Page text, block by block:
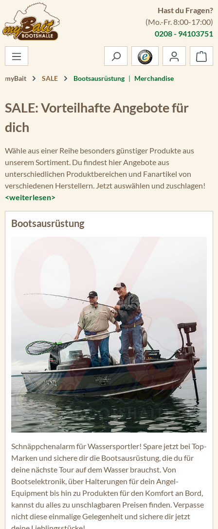
Zum Hauptinhalt springen
Hast du Fragen?
(Mo.-Fr. 8:00-17:00)
0208 - 94103751
myBait SALE Bootsausrüstung | Merchandise
SALE: Vorteilhafte Angebote für
dich
Wähle aus einer Reihe besonders günstiger Produkte aus
unserem Sortiment. Du findest hier Angebote aus
unterschiedlichen Produktbereichen und Fanartikel von
verschiedenen Herstellern. Jetzt auswählen und zuschlagen!
<weiterlesen>
Bootsausrüstung
Schnäppchenalarm für Wassersportler! Spare jetzt bei Top-
Marken und sichere dir die Bootsausrüstung, die du für
deine nächste Tour auf dem Wasser brauchst. Von
Bootselektronik, über Halterungen für dein Angel-
Equipment bis hin zu Produkten für den Komfort an Bord,
kannst du alles zu unschlagbaren Preisen finden. Verpasse
nicht diese einmalige Gelegenheit und sichere dir jetzt